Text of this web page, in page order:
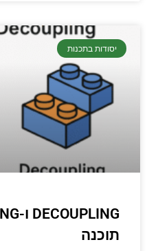
יסודות בתכנות
תוכנה